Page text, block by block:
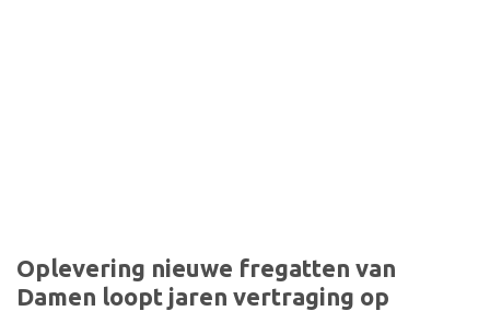
Oplevering nieuwe fregatten van
Damen loopt jaren vertraging op